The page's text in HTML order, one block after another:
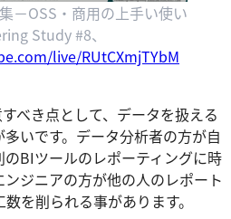
－OSS・商用の上手い使い
Study #8、
live/RUtCXmjTYbM
すべき点として、データを扱える
いです。データ分析者の方が自
BIツールのレポーティングに時
ジニアの方が他の人のレポート
を削られる事があります。